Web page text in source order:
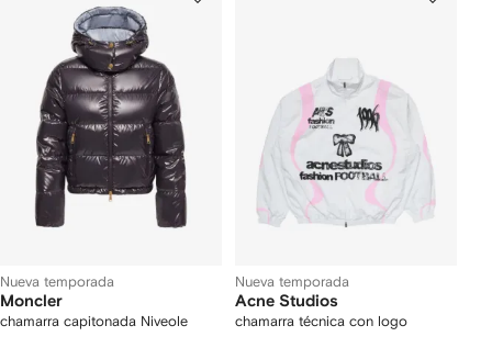
Nueva temporada
Moncler
chamarra capitonada Niveole
Nueva temporada
Acne Studios
chamarra técnica con logo